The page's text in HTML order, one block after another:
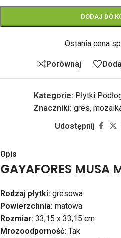
DODAJ DO
Ostania cena
Porównaj
Kategorie: Płytki
Znaczniki: gres,
Udostępnij
Opis
GAYAFORES MUSA
Rodzaj płytki: gresowa
Powierzchnia: matowa
Rozmiar: 33,15 x 33,15 cm
Mrozoodporność: Tak